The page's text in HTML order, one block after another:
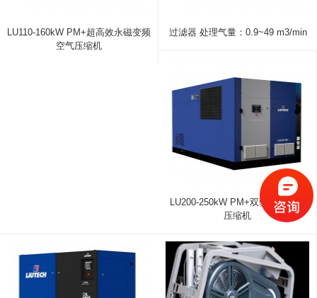
LU110-160kW PM+超高效永磁变频
空气压缩机
过滤器 处理气量：0.9~49 m3/min
LU200-250kW PM+双驱永磁变频
压缩机